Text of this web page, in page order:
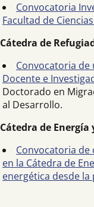
Convocatoria
Facultad de
Cátedra de
Convocatoria de
Docente e
Doctorado en
al Desarrollo.
Cátedra de Energía
Convocatoria
en la Cátedra de
energética desde